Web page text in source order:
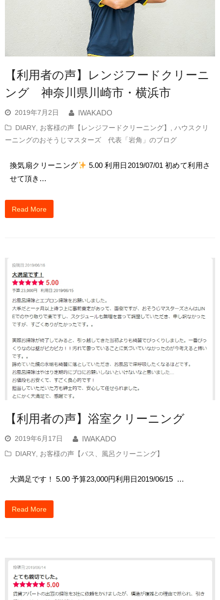
【利用者の声】レンジフードクリーニ
ング 神奈川県川崎市・横浜市
2019年7月2日
IWAKADO
DIARY, お客様の声【レンジフードクリーニング】 , ハウスクリ
ーニングのおそうじマスターズ 代表「岩角」のブログ
換気扇クリーニング
5.00 利用日2019/07/01 初めて利用さ
せて頂き…
Read More
【利用者の声】浴室クリーニング
2019年6月17日
IWAKADO
DIARY お客様の声【バス、風呂クリーニング】
大満足です！ 5.00 予算23,000円利用日2019/06/15 …
Read More